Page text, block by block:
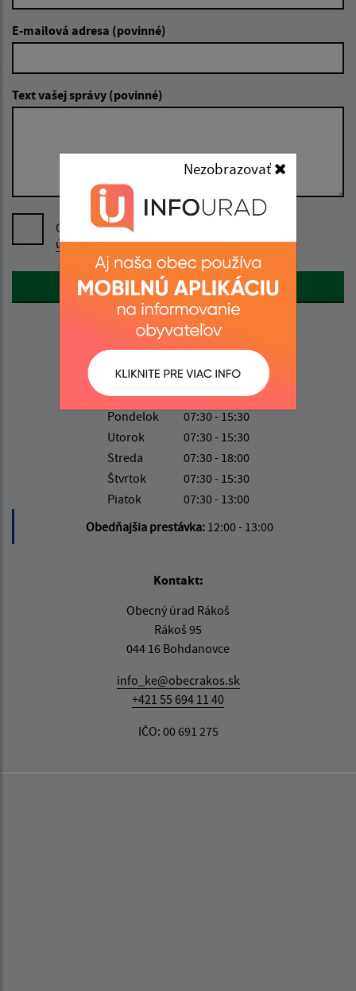
Nezobrazovať
E-mailová adresa (povinné)
Text vašej správy (povinné)
Oboznámil som sa so
údajov
Google reCaptcha ResponseOdoslať správu
Deň
Čas
Pondelok
07:30 - 15:30
Utorok
07:30 - 15:30
Streda
07:30 - 18:00
Štvrtok
07:30 - 15:30
Piatok
07:30 - 13:00
Obedňajšia prestávka: 12:00 - 13:00
Kontakt:
Obecný úrad Rákoš
Rákoš 95
044 16 Bohdanovce
info_ke@obecrakos.sk
+421 55 694 11 40
IČO: 00 691 275